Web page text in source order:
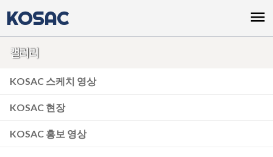
KOSAC menu
갤러리
KOSAC 스케치 영상
KOSAC 현장
KOSAC 홍보 영상